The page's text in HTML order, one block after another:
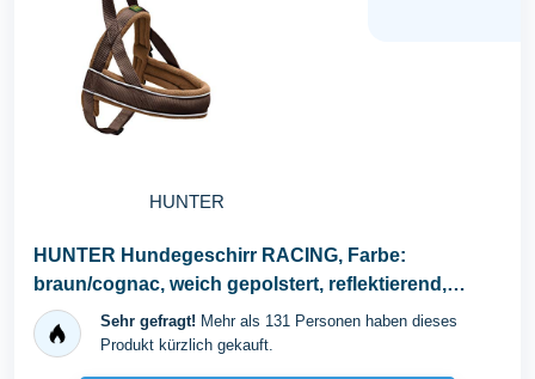
HUNTER
HUNTER Hundegeschirr RACING, Farbe:
braun/cognac, weich gepolstert, reflektierend,
verstellbar...Sehr gefragt! Mehr als 131 Personen haben dieses
Produkt kürzlich gekauft.